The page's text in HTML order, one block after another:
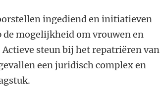
ingediend en initiatieven
mogelijkheid om vrouwen en
steun bij het repatriëren van
een juridisch complex en